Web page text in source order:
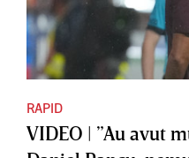
RAPID
VIDEO | ”Au avut